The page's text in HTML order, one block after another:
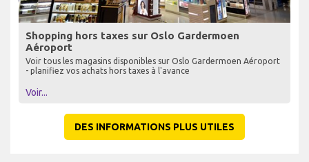
Shopping hors taxes sur Oslo Gardermoen
Aéroport
Voir tous les magasins disponibles sur Oslo Gardermoen Aéroport
- planifiez vos achats hors taxes à l'avance
Voir...
DES INFORMATIONS PLUS UTILES